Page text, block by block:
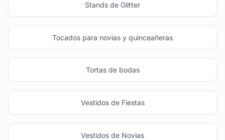
Stands de Glitter
Tocados para novias y quinceañeras
Tortas de bodas
Vestidos de Fiestas
Vestidos de Novias